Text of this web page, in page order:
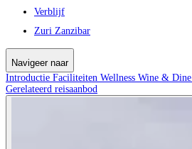
Verblijf
Zuri Zanzibar
Navigeer naar
Introductie Faciliteiten Wellness Wine & Dine
Gerelateerd reisaanbod